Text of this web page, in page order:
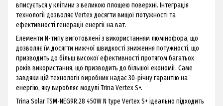
вписується у клітини з великою площею поверхні. Інтеграція
технології дозволяє Vertex досягти вищої потужності та
ефективності генерації енергії на ват.
Елементи N-типу виготовлені з використанням люмінофора, що
дозволяє їм досягти нижчої швидкості зниження потужності, що
призводить до більш високої ефективності протягом багатьох
років використання, що призводить до більшої економії. Саме
завдяки цій технології виробник надає 30-річну гарантію на
енергію, яку виробляє модулі Trina Vertex S+.
Trina Solar TSM-NEG9R.28 450W N type Vertex S+ ідеально підходить